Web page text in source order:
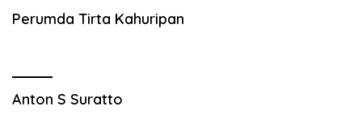
Perumda Tirta Kahuripan
Anton S Suratto